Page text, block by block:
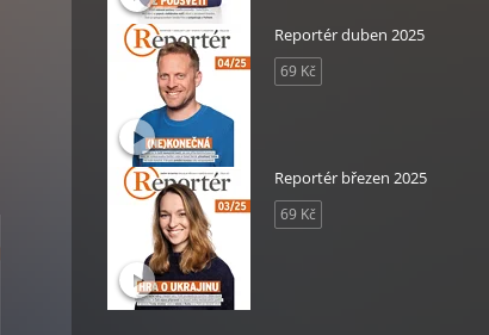
Reportér duben 2025
69 Kč
Reportér březen 2025
69 Kč